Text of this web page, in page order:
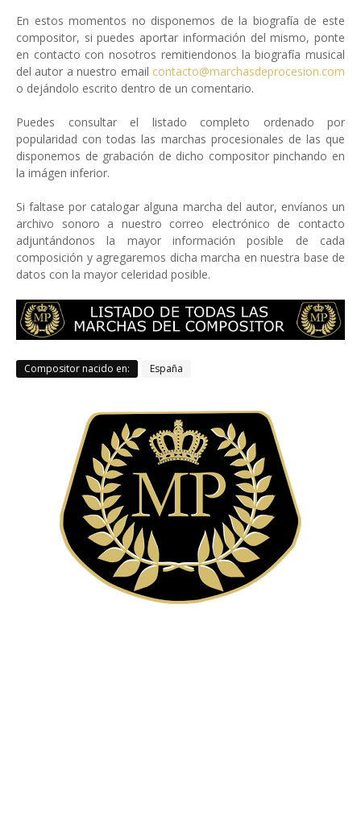
En estos momentos no disponemos de la biografía de este
compositor, si puedes aportar información del mismo, ponte
en contacto con nosotros remitiendonos la biografía musical
del autor a nuestro email contacto@marchasdeprocesion.com
o dejándolo escrito dentro de un comentario.
Puedes consultar el listado completo ordenado por
popularidad con todas las marchas procesionales de las que
disponemos de grabación de dicho compositor pinchando en
la imágen inferior.
Si faltase por catalogar alguna marcha del autor, envíanos un
archivo sonoro a nuestro correo electrónico de contacto
adjuntándonos la mayor información posible de cada
composición y agregaremos dicha marcha en nuestra base de
datos con la mayor celeridad posible.
Compositor nacido en: España